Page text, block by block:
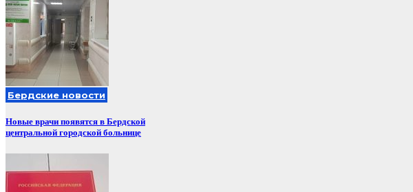
Бердские новости
Новые врачи появятся в Бердской
центральной городской больнице